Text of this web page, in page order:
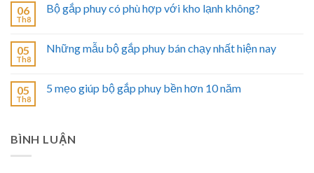
06
Th8
Bộ gắp phuy có phù hợp với kho lạnh không?
05
Th8
Những mẫu bộ gắp phuy bán chạy nhất hiện nay
05
Th8
5 mẹo giúp bộ gắp phuy bền hơn 10 năm
BÌNH LUẬN